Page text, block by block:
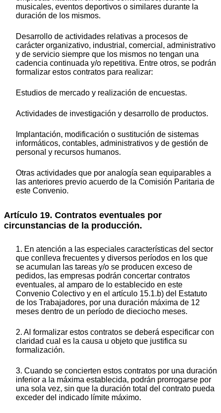
musicales, eventos deportivos o similares durante la
duración de los mismos.
Desarrollo de actividades relativas a procesos de
carácter organizativo, industrial, comercial, administrativo
y de servicio siempre que los mismos no tengan una
cadencia continuada y/o repetitiva. Entre otros, se podrán
formalizar estos contratos para realizar:
Estudios de mercado y realización de encuestas.
Actividades de investigación y desarrollo de productos.
Implantación, modificación o sustitución de sistemas
informáticos, contables, administrativos y de gestión de
personal y recursos humanos.
Otras actividades que por analogía sean equiparables a
las anteriores previo acuerdo de la Comisión Paritaria de
este Convenio.
Artículo 19. Contratos eventuales por
circunstancias de la producción.
1. En atención a las especiales características del sector
que conlleva frecuentes y diversos períodos en los que
se acumulan las tareas y/o se producen exceso de
pedidos, las empresas podrán concertar contratos
eventuales, al amparo de lo establecido en este
Convenio Colectivo y en el artículo 15.1.b) del Estatuto
de los Trabajadores, por una duración máxima de 12
meses dentro de un período de dieciocho meses.
2. Al formalizar estos contratos se deberá especificar con
claridad cual es la causa u objeto que justifica su
formalización.
3. Cuando se concierten estos contratos por una duración
inferior a la máxima establecida, podrán prorrogarse por
una sola vez, sin que la duración total del contrato pueda
exceder del indicado límite máximo.